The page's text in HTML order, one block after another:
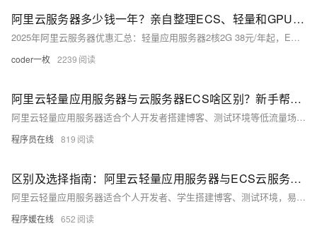
阿里云服务器多少钱一年？亲自整理ECS、轻量和GPU服务器租赁价格表
2025年阿里云服务器优惠汇总：轻量应用服务器2核2G 38元/年起，ECS 2核2G 99元/年，2核4G 199元/年，4核16G 89元/月，8核32G 160元/月，香港轻量25元/月起，新老用户同享，续费同价。
coder一枚 2239
阿里云轻量应用服务器与云服务器ECS啥区别？新手帮助教程
阿里云轻量应用服务器适合个人开发者搭建博客、测试环境等低流量场景，操作简单、成本低；ECS适用于企业级高负载业务，功能强大、灵活可扩展。二者在性能、网络、镜像及运维管理上差异显著，用户应根据实际需求选择。
程序员在线 819
区别及选择指南：阿里云轻量应用服务器与ECS云服务器有什么区别？
阿里云轻量应用服务器适合个人开发者、学生搭建博客、测试环境，易用且性价比高；ECS功能更强大，适合企业级应用如大数据、高流量网站。根据需求选择：轻量入门首选，ECS专业之选。
程序媛在线 652